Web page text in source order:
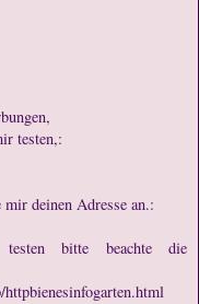
testen,:
deinen Adresse an.:
bitte beachte die